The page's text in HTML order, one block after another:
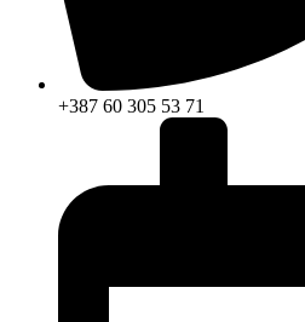
+387 60 305 53 71